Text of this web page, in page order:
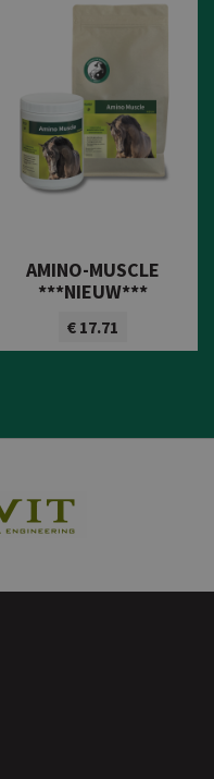
AMINO-MUSCLE
***NIEUW***
€ 17.71
Bekijk product